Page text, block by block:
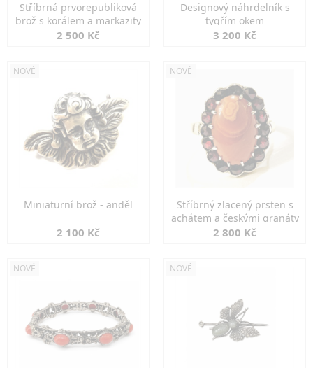
Stříbrná prvorepubliková
brož s korálem a markazity
2 500 Kč
Designový náhrdelník s
tygřím okem
3 200 Kč
NOVÉ
Miniaturní brož - anděl
2 100 Kč
NOVÉ
Stříbrný zlacený prsten s
achátem a českými granáty
2 800 Kč
NOVÉ NOVÉ